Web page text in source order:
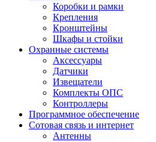
Коробки и рамки
Крепления
Кронштейны
Шкафы и стойки
Охранные системы
Аксессуары
Датчики
Извещатели
Комплекты ОПС
Контроллеры
Программное обеспечение
Сотовая связь и интернет
Антенны